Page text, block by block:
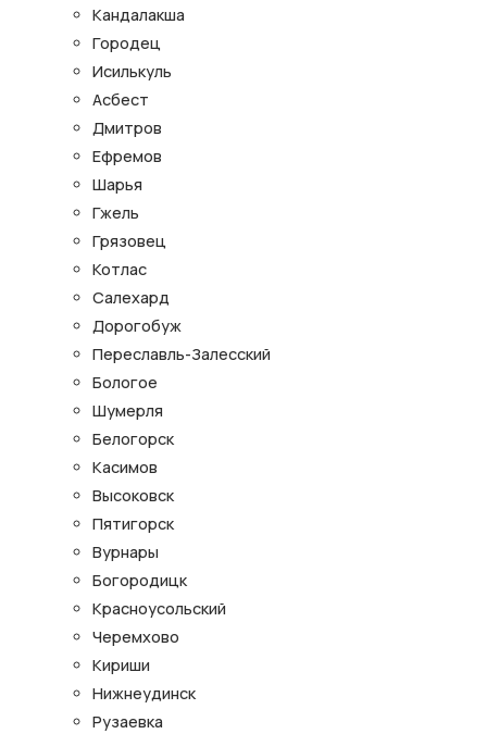
Кандалакша
Городец
Исилькуль
Асбест
Дмитров
Ефремов
Шарья
Гжель
Грязовец
Котлас
Салехард
Дорогобуж
Переславль-Залесский
Бологое
Шумерля
Белогорск
Касимов
Высоковск
Пятигорск
Вурнары
Богородицк
Красноусольский
Черемхово
Кириши
Нижнеудинск
Рузаевка